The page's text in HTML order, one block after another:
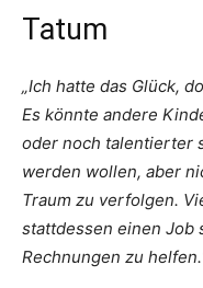
Tatum
„Ich hatte das Glück,
Es könnte andere
oder noch talentierter
werden wollen, aber
Traum zu verfolgen.
stattdessen einen Job
Rechnungen zu